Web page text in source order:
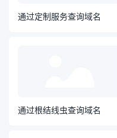
通过定制服务查询域名
通过根结线虫查询域名